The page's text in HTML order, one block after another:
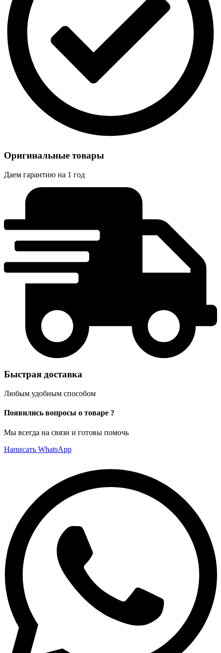
Оригинальные товары
Даем гарантию на 1 год
Быстрая доставка
Любым удобным способом
Появились вопросы о товаре ?
Мы всегда на связи и готовы помочь
Написать WhatsApp